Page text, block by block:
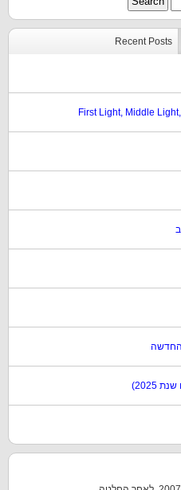
Recent Posts